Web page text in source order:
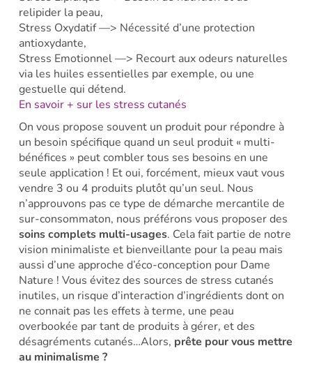
relipider la peau,
Stress Oxydatif —> Nécessité d’une protection
antioxydante,
Stress Emotionnel —> Recourt aux odeurs naturelles
via les huiles essentielles par exemple, ou une
gestuelle qui détend.
En savoir + sur les stress cutanés
On vous propose souvent un produit pour répondre à
un besoin spécifique quand un seul produit « multi-
bénéfices » peut combler tous ses besoins en une
seule application ! Et oui, forcément, mieux vaut vous
vendre 3 ou 4 produits plutôt qu’un seul. Nous
n’approuvons pas ce type de démarche mercantile de
sur-consommaton, nous préférons vous proposer des
soins complets multi-usages. Cela fait partie de notre
vision minimaliste et bienveillante pour la peau mais
aussi d’une approche d’éco-conception pour Dame
Nature ! Vous évitez des sources de stress cutanés
inutiles, un risque d’interaction d’ingrédients dont on
ne connait pas les effets à terme, une peau
overbookée par tant de produits à gérer, et des
désagréments cutanés…Alors, prête pour vous mettre
au minimalisme ?